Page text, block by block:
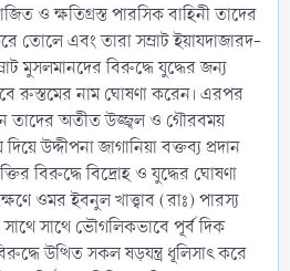
ও ক্ষতিগ্রস্ত পারসিক বাহিনী তাদের
তোলে এবং তারা সম্রাট ইয়াযদাজারদ-
মুসলমানদের বিরুদ্ধে যুদ্ধের জন্য
রুস্তমের নাম ঘোষণা করেন। এরপর
তাদের অতীত উজ্জ্বল ও গৌরবময়
উদ্দীপনা জাগানিয়া বক্তব্য প্রদান
বিরুদ্ধে বিদ্রোহ ও যুদ্ধের ঘোষণা
ওমর ইবনুল খাত্ত্বাব (রাঃ) পারস্য
সাথে ভৌগলিকভাবে পূর্ব দিক
উত্থিত সকল ষড়যন্ত্র ধূলিসাৎ করে